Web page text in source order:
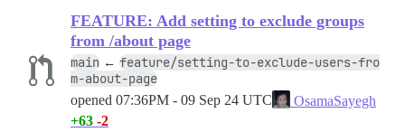
FEATURE: Add setting to exclude groups
from /about page
main ← feature/setting-to-exclude-users-fro
m-about-page
opened 07:36PM - 09 Sep 24 UTC
OsamaSayegh
+63 -2